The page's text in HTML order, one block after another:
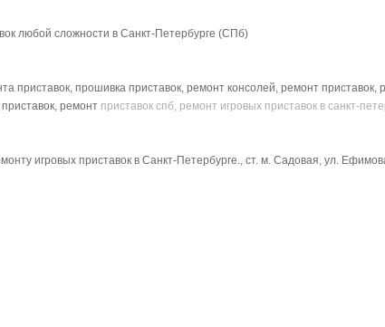
любой сложности в Санкт-Петербурге (СПб)
приставок, прошивка приставок, ремонт консолей, ремонт
ремонт приставок спб, ремонт игровых приставок в санкт-
игровых приставок в Санкт-Петербурге., ст. м. Садовая, ул.